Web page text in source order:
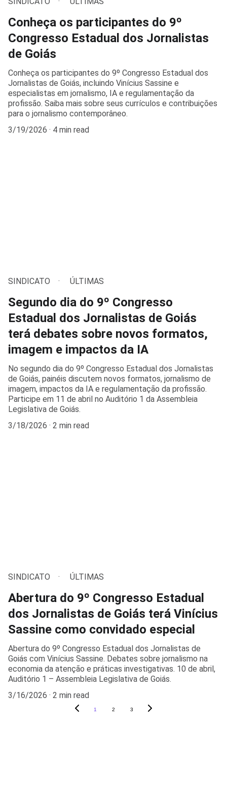
Conheça os participantes do 9º
Congresso Estadual dos Jornalistas
de Goiás
Conheça os participantes do 9º Congresso Estadual dos
Jornalistas de Goiás, incluindo Vinícius Sassine e
especialistas em jornalismo, IA e regulamentação da
profissão. Saiba mais sobre seus currículos e contribuições
para o jornalismo contemporâneo.
3/19/2026
4 min read
SINDICATO ÚLTIMAS
Segundo dia do 9º Congresso
Estadual dos Jornalistas de Goiás
terá debates sobre novos formatos,
imagem e impactos da IA
No segundo dia do 9º Congresso Estadual dos Jornalistas
de Goiás, painéis discutem novos formatos, jornalismo de
imagem, impactos da IA e regulamentação da profissão.
Participe em 11 de abril no Auditório 1 da Assembleia
Legislativa de Goiás.
3/18/2026
2 min read
SINDICATO ÚLTIMAS
Abertura do 9º Congresso Estadual
dos Jornalistas de Goiás terá Vinícius
Sassine como convidado especial
Abertura do 9º Congresso Estadual dos Jornalistas de
Goiás com Vinícius Sassine. Debates sobre jornalismo na
economia da atenção e práticas investigativas. 10 de abril,
Auditório 1 – Assembleia Legislativa de Goiás.
3/16/2026
2 min read
1 2 3